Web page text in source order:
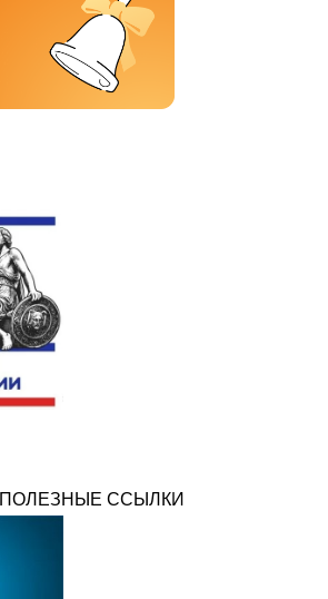
ПОЛЕЗНЫЕ ССЫЛКИ